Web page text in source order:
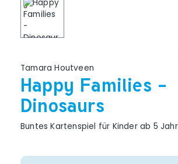
Tamara Houtveen
Happy Families -
Dinosaurs
Buntes Kartenspiel für Kinder ab 5